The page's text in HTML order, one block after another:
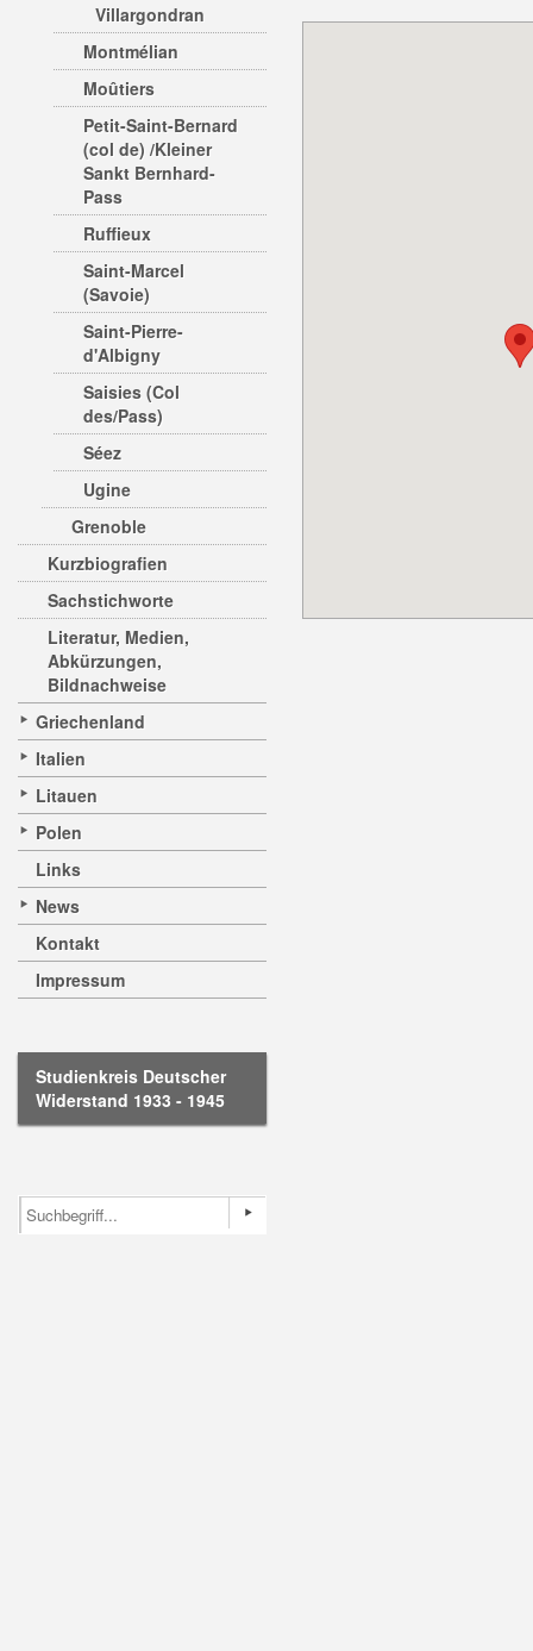
Villargondran
Montmélian
Moûtiers
Petit-Saint-Bernard
(col de) /Kleiner
Sankt Bernhard-
Pass
Ruffieux
Saint-Marcel
(Savoie)
Saint-Pierre-
d'Albigny
Saisies (Col
des/Pass)
Séez
Ugine
Grenoble
Kurzbiografien
Sachstichworte
Literatur, Medien,
Abkürzungen,
Bildnachweise
Griechenland
Italien
Litauen
Polen
Links
News
Kontakt
Impressum
Studienkreis Deutscher
Widerstand 1933 - 1945